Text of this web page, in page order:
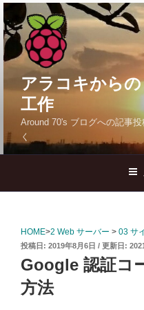
コ
ン
テ
ン
へ
ッ
プ
アラコキから
工作
Around 70's ブログへの記事
く
HOME>2 Web サーバー > 03 サ
投
稿
日:
2019年8月6日
Google 認証コ
方法